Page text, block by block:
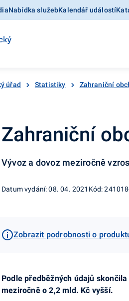
Nabídka služebKalendář událostí
úřad Statistiky Zahraniční
Zahraniční
Vývoz a dovoz meziročně
Datum vydání: 08. 04. 2021 Kód:
Zobrazit podrobnosti o
Podle předběžných údajů
meziročně o 2,2 mld. Kč vyšší.